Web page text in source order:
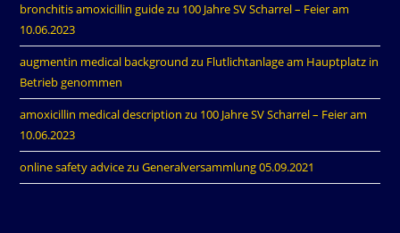
bronchitis amoxicillin guidezu 100 Jahre SV Scharrel – Feier am
10.06.2023
augmentin medical background zu Flutlichtanlage am Hauptplatz in
Betrieb genommen
amoxicillin medical description zu 100 Jahre SV Scharrel – Feier am
10.06.2023
online safety advicezuGeneralversammlung 05.09.2021